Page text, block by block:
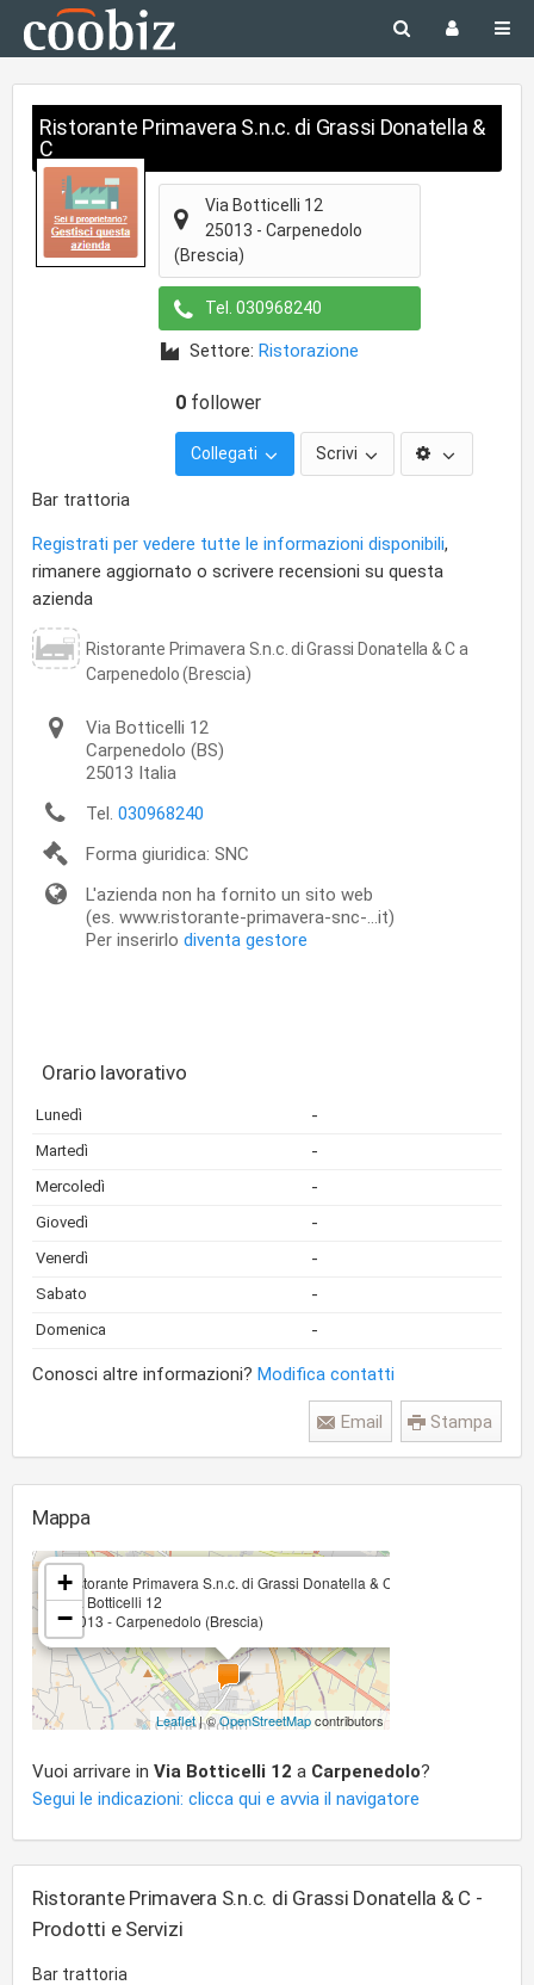
Ristorante Primavera S.n.c. di Grassi Donatella &
C
Via Botticelli 12
25013 - Carpenedolo
(Brescia)
Tel. 030968240
Settore: Ristorazione
0 follower
Collegati Scrivi
Bar trattoria
Registrati per vedere tutte le informazioni disponibili,
rimanere aggiornato o scrivere recensioni su questa
azienda
Ristorante Primavera S.n.c. di Grassi Donatella & C a
Carpenedolo (Brescia)
Via Botticelli 12
Carpenedolo (BS)
25013 Italia
Tel. 030968240
Forma giuridica: SNC
L'azienda non ha fornito un sito web
(es. www.ristorante-primavera-snc-...it)
Per inserirlo diventa gestore
Orario lavorativo
Lunedì -
Martedì -
Mercoledì -
Giovedì -
Venerdì -
Sabato -
Domenica -
Conosci altre informazioni? Modifica contatti
Stampa
Email
Mappa
Ristorante Primavera S.n.c. di Grassi Donatella & C
Via Botticelli 12
25013 - Carpenedolo (Brescia)
+
−
Leaflet| ©OpenStreetMapcontributors
Vuoi arrivare in Via Botticelli 12 a Carpenedolo?
Segui le indicazioni: clicca qui e avvia il navigatore
Ristorante Primavera S.n.c. di Grassi Donatella & C -
Prodotti e Servizi
Bar trattoria